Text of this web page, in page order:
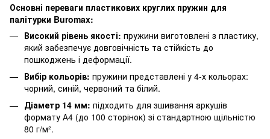
Основні переваги пластикових круглих пружин для
палітурки Buromax:
Високий рівень якості: пружини виготовлені з пластику,
який забезпечує довговічність та стійкість до
пошкоджень і деформації.
Вибір кольорів: пружини представлені у 4-х кольорах:
чорний, синій, червоний та білий.
Діаметр 14 мм: підходить для зшивання аркушів
формату А4 (до 100 сторінок) зі стандартною щільністю
80 г/м².